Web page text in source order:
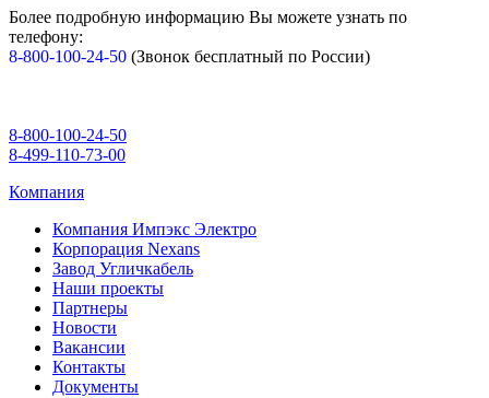
Более подробную информацию Вы можете узнать по
телефону:
8-800-100-24-50 (Звонок бесплатный по России)
8-800-100-24-50
8-499-110-73-00
Компания
Компания Импэкс Электро
Корпорация Nexans
Завод Угличкабель
Наши проекты
Партнеры
Новости
Вакансии
Контакты
Документы